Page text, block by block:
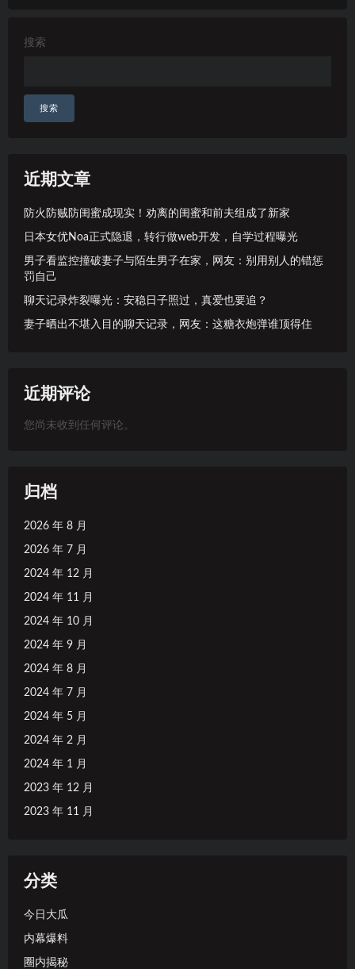
搜索
搜索
近期文章
防火防贼防闺蜜成现实！劝离的闺蜜和前夫组成了新家
日本女优Noa正式隐退，转行做web开发，自学过程曝光
男子看监控撞破妻子与陌生男子在家，网友：别用别人的错惩
罚自己
聊天记录炸裂曝光：安稳日子照过，真爱也要追？
妻子晒出不堪入目的聊天记录，网友：这糖衣炮弹谁顶得住
近期评论
您尚未收到任何评论。
归档
2026 年 8 月
2026 年 7 月
2024 年 12 月
2024 年 11 月
2024 年 10 月
2024 年 9 月
2024 年 8 月
2024 年 7 月
2024 年 5 月
2024 年 2 月
2024 年 1 月
2023 年 12 月
2023 年 11 月
分类
今日大瓜
内幕爆料
圈内揭秘